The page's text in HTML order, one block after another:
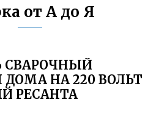
от А до Я
СВАРОЧНЫЙ
НА 220 ВОЛЬТ
РЕСАНТА